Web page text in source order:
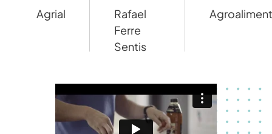
Agrial
Rafael
Ferre
Sentis